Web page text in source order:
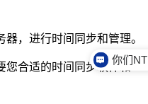
，进行时间同步和管理。
合适的时间同步软件和一